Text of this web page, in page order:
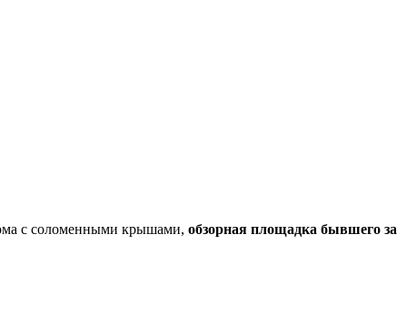
с соломенными крышами, обзорная площадка бывшего